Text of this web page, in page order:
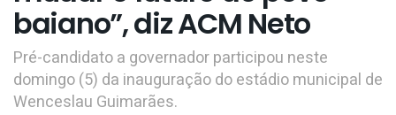
baiano”, diz ACM Neto
Pré-candidato a governador participou neste
domingo (5) da inauguração do estádio municipal de
Wenceslau Guimarães.